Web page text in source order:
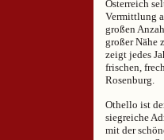
Österreich
Vermittlung
großen
großer Nähe
zeigt jedes
frischen,
Rosenburg.
Othello ist
siegreiche
mit der